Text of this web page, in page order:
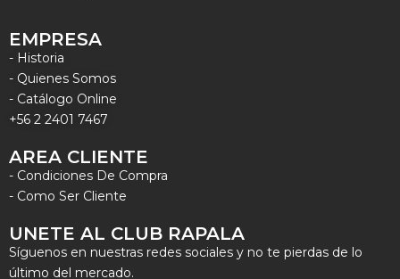
EMPRESA
- Historia
- Quienes Somos
- Catálogo Online
+56 2 2401 7467
AREA CLIENTE
- Condiciones De Compra
- Como Ser Cliente
UNETE AL CLUB RAPALA
Síguenos en nuestras redes sociales y no te pierdas de lo
último del mercado.